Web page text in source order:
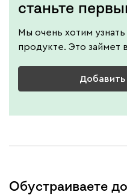
станьте
Мы очень хотим
продукте. Это займет
Добавить
Обустраиваете